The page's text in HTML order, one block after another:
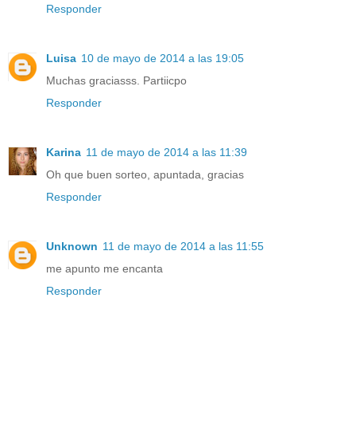
Responder
Luisa 10 de mayo de 2014 a las 19:05
Muchas graciasss. Partiicpo
Responder
Karina 11 de mayo de 2014 a las 11:39
Oh que buen sorteo, apuntada, gracias
Responder
Unknown 11 de mayo de 2014 a las 11:55
me apunto me encanta
Responder